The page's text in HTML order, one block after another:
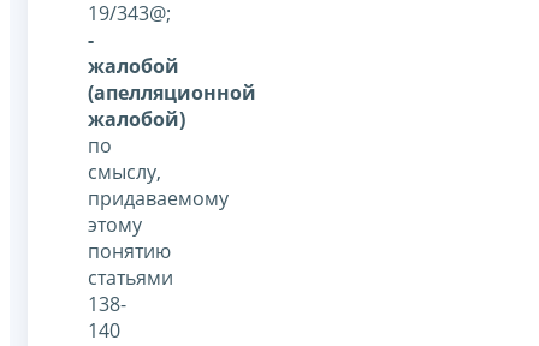
19/343@;
-
жалобой
(апелляционной
жалобой)
по
смыслу,
придаваемому
этому
понятию
статьями
138-
140